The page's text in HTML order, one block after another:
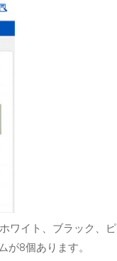
ワイト、ブラック、ピ
が8個あります。